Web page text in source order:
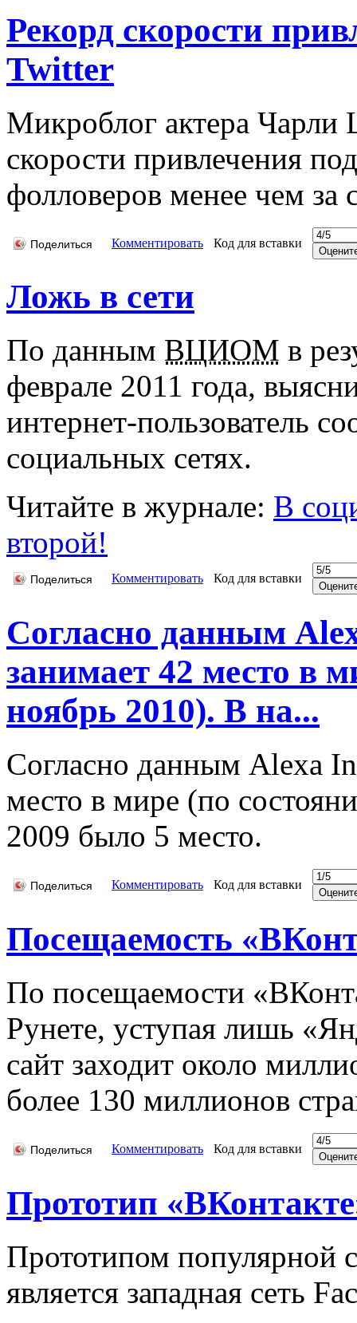
Рекорд скорости
Twitter
Микроблог актера Чарли
скорости привлечения
фолловеров менее чем за
Поделиться Комментировать Код для вставки
Ложь в сети
По данным ВЦИОМ в
феврале 2011 года,
интернет-пользователь
социальных сетях.
Читайте в журнале: В
второй!
Поделиться Комментировать Код для вставки
Согласно данным
занимает 42 место в
ноябрь 2010). В на...
Согласно данным Alexa
место в мире (по
2009 было 5 место.
Поделиться Комментировать Код для вставки
Посещаемость
По посещаемости
Рунете, уступая лишь
сайт заходит около
более 130 миллионов
Поделиться Комментировать Код для вставки
Прототип
Прототипом популярной
является западная сеть